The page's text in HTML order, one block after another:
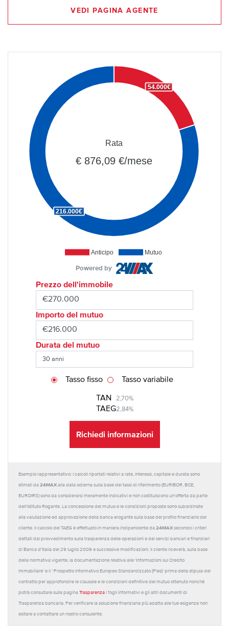
VEDI PAGINA AGENTE
Anticipo Mutuo
54.000€
216.000€
Rata
€ 876,09 €/mese
Powered by
Prezzo dell'immobile
Importo del mutuo
Durata del mutuo
TAN 2,70%
TAEG2,84%
Tasso fisso Tasso variabile
Richiedi informazioni
Esempio rappresentativo: I calcoli riportati relativi a rate, interessi, capitale e durata sono
stimati da 24MAX alla data odierna sulla base dei tassi di riferimento (EURIBOR, BCE,
EUROIRS) sono da considerarsi meramente indicativi e non costituiscono un'offerta da parte
dell'Istituto Rogante. La concessione del mutuo e le condizioni proposte sono subordinate
alla valutazione ed approvazione della banca erogante sulla base del profilo finanziario del
cliente. Il calcolo del TAEG è effettuato in maniera indipendente da 24MAX secondo i criteri
dettati dal provvedimento sulla trasparenza delle operazioni e dei servizi bancari e finanziari
di Banca d'Italia del 29 luglio 2009 e successive modificazioni. Il cliente riceverà, sulla base
della normativa vigente, la documentazione relativa alle 'Informazioni sul Credito
Immobiliare' e il “Prospetto Informativo Europeo Standardizzato (Pies)' prima della stipula del
contratto per approfondire le clausole e le condizioni definitive del mutuo ottenuto nonché
potrà consultare sulla pagina Trasparenza i fogli informativi e gli altri documenti di
Trasparenza bancaria. Per verificare la soluzione finanziaria più adatta alle tue esigenze non
esitare a contattare un nostro consulente.